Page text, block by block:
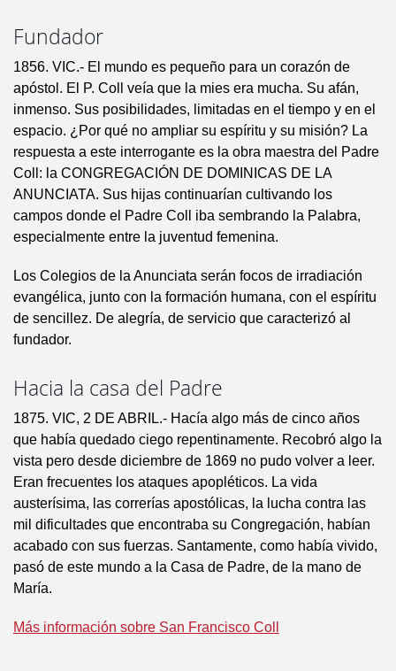
Fundador
1856. VIC.- El mundo es pequeño para un corazón de
apóstol. El P. Coll veía que la mies era mucha. Su afán,
inmenso. Sus posibilidades, limitadas en el tiempo y en el
espacio. ¿Por qué no ampliar su espíritu y su misión? La
respuesta a este interrogante es la obra maestra del Padre
Coll: la CONGREGACIÓN DE DOMINICAS DE LA
ANUNCIATA. Sus hijas continuarían cultivando los
campos donde el Padre Coll iba sembrando la Palabra,
especialmente entre la juventud femenina.
Los Colegios de la Anunciata serán focos de irradiación
evangélica, junto con la formación humana, con el espíritu
de sencillez. De alegría, de servicio que caracterizó al
fundador.
Hacia la casa del Padre
1875. VIC, 2 DE ABRIL.- Hacía algo más de cinco años
que había quedado ciego repentinamente. Recobró algo la
vista pero desde diciembre de 1869 no pudo volver a leer.
Eran frecuentes los ataques apopléticos. La vida
austerísima, las correrías apostólicas, la lucha contra las
mil dificultades que encontraba su Congregación, habían
acabado con sus fuerzas. Santamente, como había vivido,
pasó de este mundo a la Casa de Padre, de la mano de
María.
Más información sobre San Francisco Coll